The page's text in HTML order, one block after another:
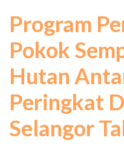
Program
Pokok
Hutan
Peringkat
Selangor